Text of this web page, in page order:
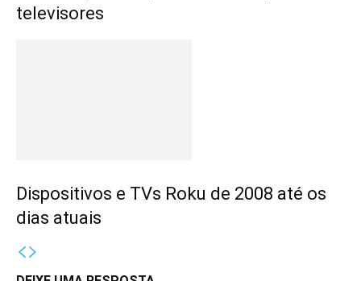
televisores
Dispositivos e TVs Roku de 2008 até os
dias atuais